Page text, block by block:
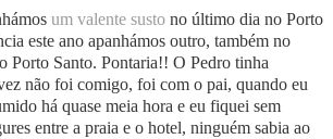
um valente susto no último dia no Porto
este ano apanhámos outro, também no
Porto Santo. Pontaria!! O Pedro tinha
não foi comigo, foi com o pai, quando eu
há quase meia hora e eu fiquei sem
entre a praia e o hotel, ninguém sabia ao